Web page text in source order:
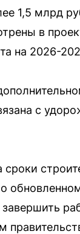
1,5 млрд
в
на 2026-
с
сроки